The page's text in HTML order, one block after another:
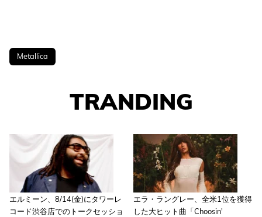
Metallica
TRANDING
エルミーン、8/14(金)にタワーレ
コード渋谷店でのトークセッショ
エラ・ラングレー、全米1位を獲得
した大ヒット曲「Choosin'